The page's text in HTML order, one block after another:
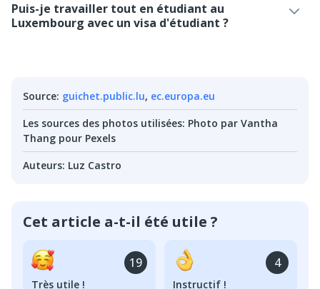
Puis-je travailler tout en étudiant au
Luxembourg avec un visa d'étudiant ?
Source: guichet.public.lu, ec.europa.eu
Les sources des photos utilisées: Photo par Vantha
Thang pour Pexels
Auteurs: Luz Castro
Cet article a-t-il été utile ?
19
Très utile !
4
Instructif !